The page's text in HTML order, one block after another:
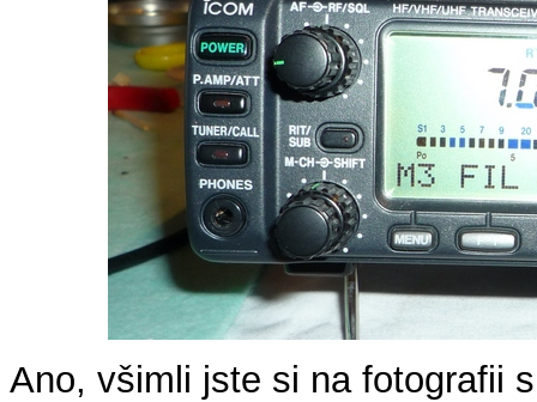
Ano, všimli jste si na fotografii